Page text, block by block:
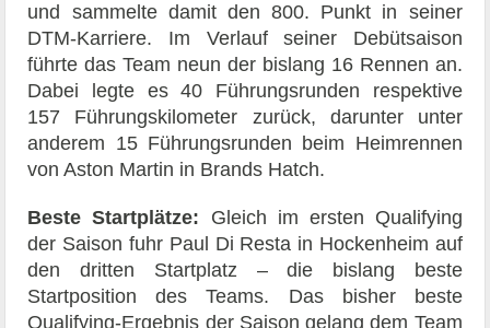
und sammelte damit den 800. Punkt in seiner
DTM-Karriere. Im Verlauf seiner Debütsaison
führte das Team neun der bislang 16 Rennen an.
Dabei legte es 40 Führungsrunden respektive
157 Führungskilometer zurück, darunter unter
anderem 15 Führungsrunden beim Heimrennen
von Aston Martin in Brands Hatch.
Beste Startplätze: Gleich im ersten Qualifying
der Saison fuhr Paul Di Resta in Hockenheim auf
den dritten Startplatz – die bislang beste
Startposition des Teams. Das bisher beste
Qualifying-Ergebnis der Saison gelang dem Team